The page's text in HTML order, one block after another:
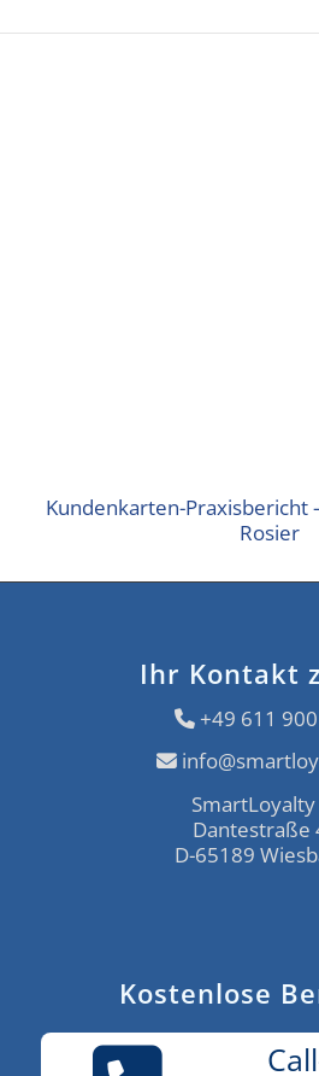
Kundenkarten-Praxisbericht
Rosier
Ihr Kontakt
+49 611
SmartLoyalty
Dantestraße
D-65189
Kostenlose